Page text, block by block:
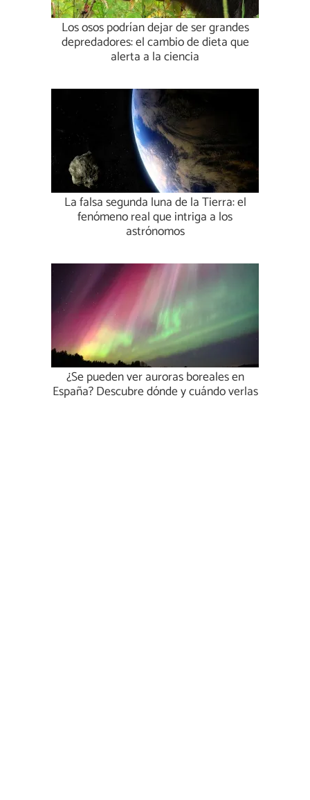
Los osos podrían dejar de ser grandes
depredadores: el cambio de dieta que
alerta a la ciencia
La falsa segunda luna de la Tierra: el
fenómeno real que intriga a los
astrónomos
¿Se pueden ver auroras boreales en
España? Descubre dónde y cuándo verlas